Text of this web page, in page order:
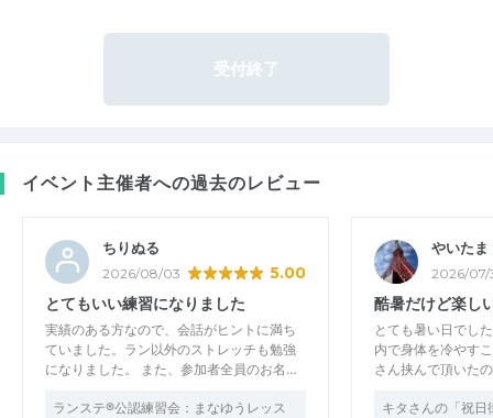
受付終了
イベント主催者への過去のレビュー
ちりぬる
2026/08/03 5.00
とてもいい練習になりました
実績のある方なので、会話がヒントに満ち
ていました。ラン以外のストレッチも勉強
になりました。 また、参加者全員のお名…
ランステ®公認練習会：まなゆうレッス
やいたま
2026/07/
酷暑だけど楽し
とても暑い日でし
内で身体を冷やす
さん挟んで頂いた
キタさんの「祝日